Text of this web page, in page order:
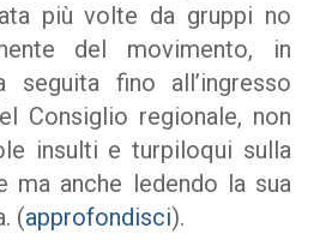
più volte da gruppi no
del movimento, in
seguita fino all’ingresso
Consiglio regionale, non
insulti e turpiloqui sulla
ma anche ledendo la sua
(approfondisci).